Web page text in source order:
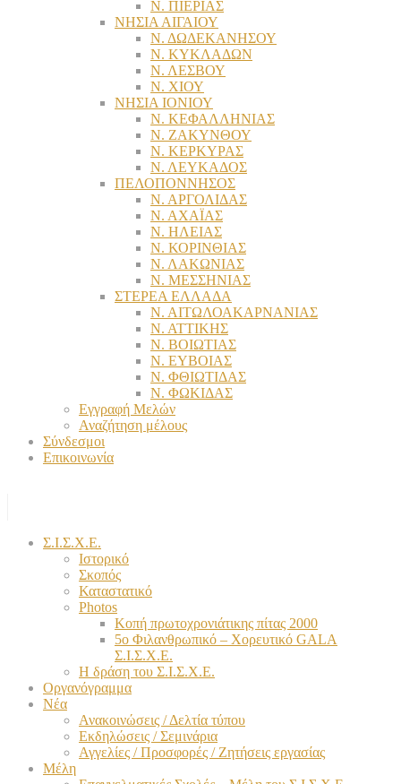
Ν. ΠΙΕΡΙΑΣ
ΝΗΣΙΑ ΑΙΓΑΙΟΥ
Ν. ΔΩΔΕΚΑΝΗΣΟΥ
Ν. ΚΥΚΛΑΔΩΝ
Ν. ΛΕΣΒΟΥ
Ν. ΧΙΟΥ
ΝΗΣΙΑ ΙΟΝΙΟΥ
Ν. ΚΕΦΑΛΛΗΝΙΑΣ
Ν. ΖΑΚΥΝΘΟΥ
Ν. ΚΕΡΚΥΡΑΣ
Ν. ΛΕΥΚΑΔΟΣ
ΠΕΛΟΠΟΝΝΗΣΟΣ
Ν. ΑΡΓΟΛΙΔΑΣ
Ν. ΑΧΑΪΑΣ
Ν. ΗΛΕΙΑΣ
Ν. ΚΟΡΙΝΘΙΑΣ
Ν. ΛΑΚΩΝΙΑΣ
Ν. ΜΕΣΣΗΝΙΑΣ
ΣΤΕΡΕΑ ΕΛΛΑΔΑ
Ν. ΑΙΤΩΛΟΑΚΑΡΝΑΝΙΑΣ
Ν. ΑΤΤΙΚΗΣ
Ν. ΒΟΙΩΤΙΑΣ
Ν. ΕΥΒΟΙΑΣ
Ν. ΦΘΙΩΤΙΔΑΣ
Ν. ΦΩΚΙΔΑΣ
Εγγραφή Μελών
Αναζήτηση μέλους
Σύνδεσμοι
Επικοινωνία
Σ.Ι.Σ.Χ.Ε.
Ιστορικό
Σκοπός
Καταστατικό
Photos
Κοπή πρωτοχρονιάτικης πίτας 2000
5ο Φιλανθρωπικό – Χορευτικό GALA
Σ.Ι.Σ.Χ.Ε.
Η δράση του Σ.Ι.Σ.Χ.Ε.
Οργανόγραμμα
Νέα
Ανακοινώσεις / Δελτία τύπου
Εκδηλώσεις / Σεμινάρια
Αγγελίες / Προσφορές / Ζητήσεις εργασίας
Μέλη